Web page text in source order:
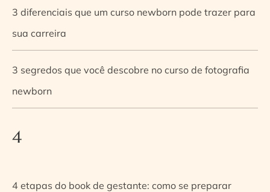
3 diferenciais que um curso newborn pode trazer para
sua carreira
3 segredos que você descobre no curso de fotografia
newborn
4
4 etapas do book de gestante: como se preparar